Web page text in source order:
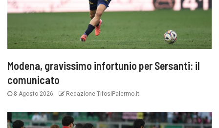
Modena, gravissimo infortunio per Sersanti: il
comunicato
8 Agosto 2026 Redazione TifosiPalermo.it